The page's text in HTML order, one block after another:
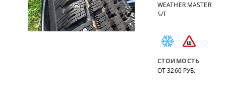
WEATHER MASTER
S/T
СТОИМОСТЬ
ОТ 3260 РУБ.